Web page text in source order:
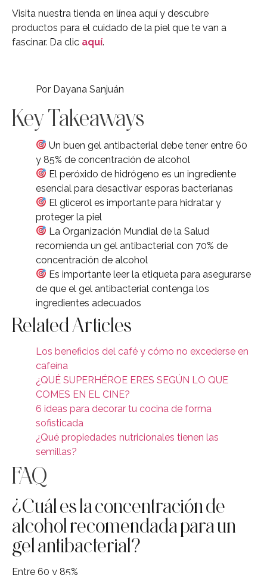
Visita nuestra tienda en línea aquí y descubre
productos para el cuidado de la piel que te van a
fascinar. Da clic aquí.
Por Dayana Sanjuán
Key Takeaways
Un buen gel antibacterial debe tener entre 60
y 85% de concentración de alcohol
El peróxido de hidrógeno es un ingrediente
esencial para desactivar esporas bacterianas
El glicerol es importante para hidratar y
proteger la piel
La Organización Mundial de la Salud
recomienda un gel antibacterial con 70% de
concentración de alcohol
Es importante leer la etiqueta para asegurarse
de que el gel antibacterial contenga los
ingredientes adecuados
Related Articles
Los beneficios del café y cómo no excederse en
cafeína
¿QUÉ SUPERHÉROE ERES SEGÚN LO QUE
COMES EN EL CINE?
6 ideas para decorar tu cocina de forma
sofisticada
¿Qué propiedades nutricionales tienen las
semillas?
FAQ
¿Cuál es la concentración de
alcohol recomendada para un
gel antibacterial?
Entre 60 y 85%